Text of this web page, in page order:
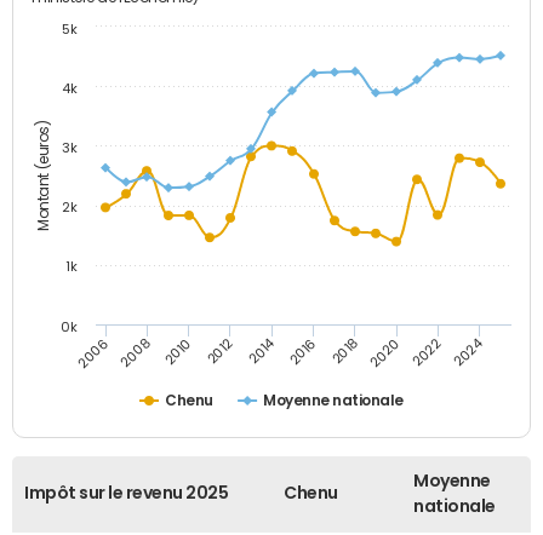
Montant (euros)
Chenu Moyenne nationale
2006 2008 2010 2012 2014 2016 2018 2020 2022 2024
0k
1k
2k
3k
4k
5k
Impôt sur le revenu 2025 Chenu
Moyenne
nationale